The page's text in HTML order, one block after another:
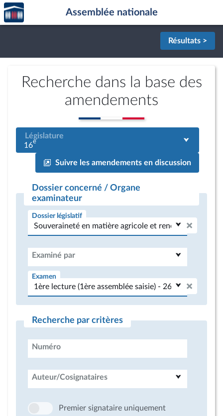
Aller au contenu
Aller en bas de la page
Accèder
à la
page
Assemblée nationale
Résultats >
Recherche dans la base des
amendements
Législature
16e
Suivre les amendements en discussion
Dossier concerné / Organe
examinateur
Dossier législatif
Examiné par
Examen
Recherche par critères
Numéro
Auteur/Cosignataires
Premier signataire uniquement